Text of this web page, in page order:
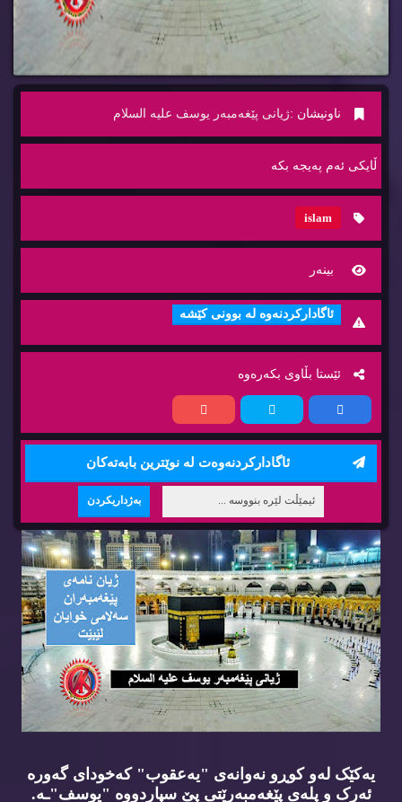
ناونیشان :ژیانی پێغه‌مبه‌ر یوسف علیه‌ السلام
ڵایكی ئه‌م په‌یجه‌ بكه‌
islam
بینه‌ر
ئاگاداركردنه‌وه‌ له‌ بوونی كێشه‌
ئێستا بڵاوی بكه‌ره‌وه‌
ئاگاداركردنه‌وه‌ت له‌ نوێترین بابه‌ته‌كان
یەکێک لەو کوڕو نەوانەی "یەعقوب" کەخودای گەورە
ئەرک و پلەی پێغەمبەرێتی پێ سپاردووە "یوسف"ـە.